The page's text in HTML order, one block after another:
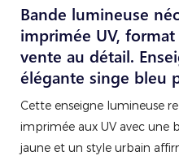
Bande lumineuse
imprimée UV,
vente au détail.
élégante singe bleu
Cette enseigne lumineuse
imprimée aux UV avec une
jaune et un style urbain